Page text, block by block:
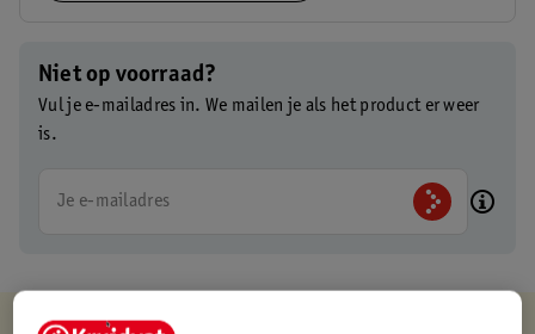
Niet op voorraad?
Vul je e-mailadres in. We mailen je als het product er weer
is.
Je e-mailadres